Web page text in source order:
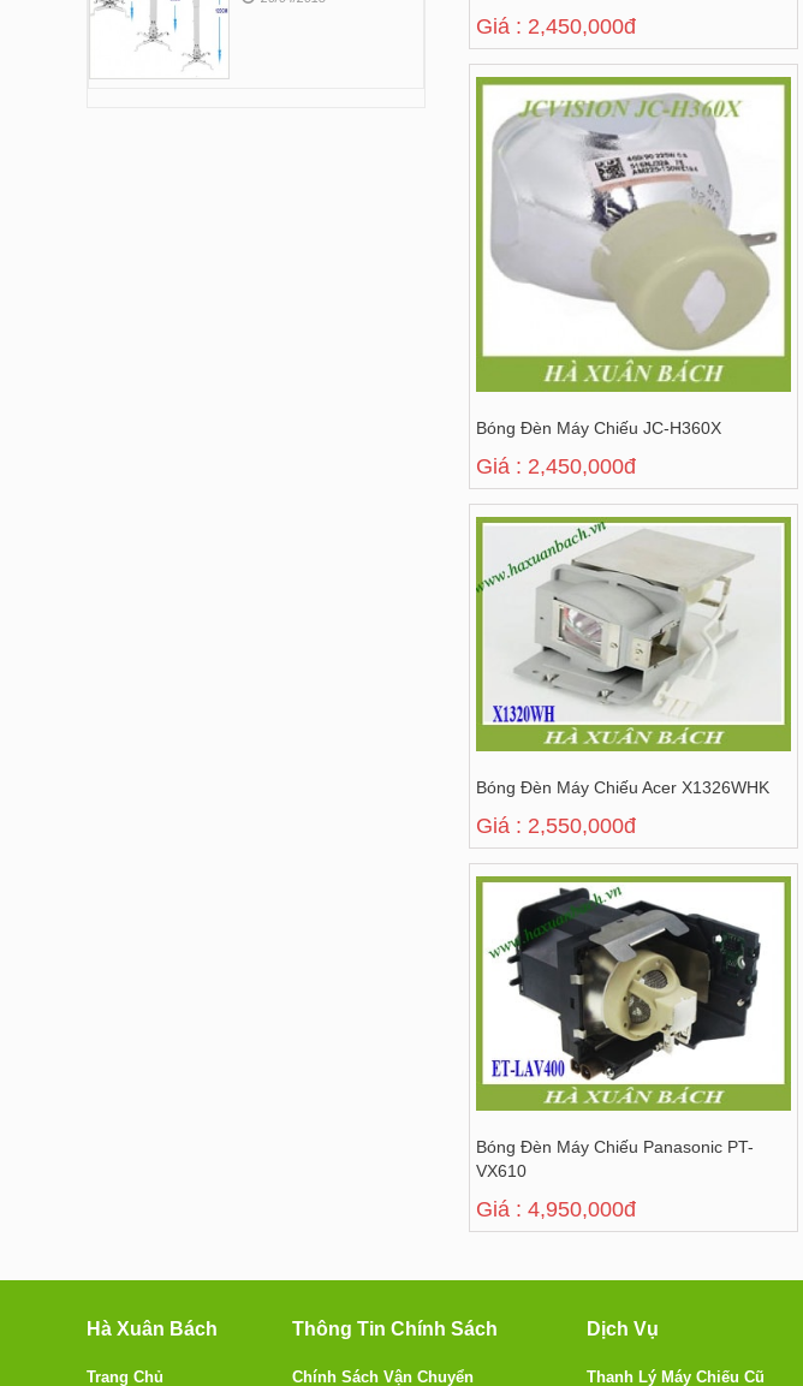
Giá : 2,450,000đ
Bóng Đèn Máy Chiếu JC-H360X
Giá : 2,450,000đ
Bóng Đèn Máy Chiếu Acer X1326WHK
Giá : 2,550,000đ
Bóng Đèn Máy Chiếu Panasonic PT-
VX610
Giá : 4,950,000đ
Hà Xuân Bách
Trang Chủ
Thông Tin Chính Sách
Chính Sách Vận Chuyển
Dịch Vụ
Thanh Lý Máy Chiếu Cũ